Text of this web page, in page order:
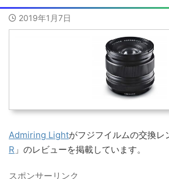
2019年1月7日
Admiring Lightがフジフイルムの交換レ
R 」のレビューを掲載しています。
スポンサーリンク